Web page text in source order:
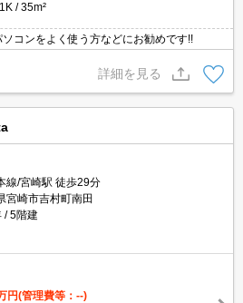
1K 35m²
ソコンをよく使う方などにお勧めです!!
詳細を見る
線/宮崎駅 徒歩29分
宮崎市吉村町南田
5階建
円(管理費等：--)